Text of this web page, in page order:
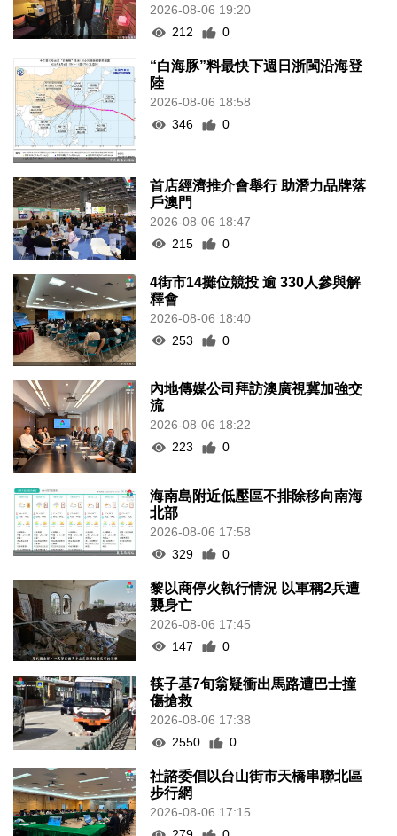
2026-08-06 19:20
212
0
“白海豚”料最快下週日浙閩沿海登
陸
2026-08-06 18:58
346
0
首店經濟推介會舉行 助潛力品牌落
戶澳門
2026-08-06 18:47
215
0
4街市14攤位競投 逾 330人參與解
釋會
2026-08-06 18:40
253
0
內地傳媒公司拜訪澳廣視冀加強交
流
2026-08-06 18:22
223
0
海南島附近低壓區不排除移向南海
北部
2026-08-06 17:58
329
0
黎以商停火執行情況 以軍稱2兵遭
襲身亡
2026-08-06 17:45
147
0
筷子基7旬翁疑衝出馬路遭巴士撞
傷搶救
2026-08-06 17:38
2550
0
社諮委倡以台山街市天橋串聯北區
步行網
2026-08-06 17:15